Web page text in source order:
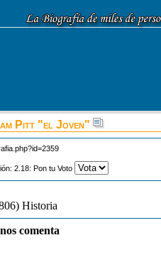
Pitt "el Joven"
2.18: Pon tu Voto
Historia
comenta